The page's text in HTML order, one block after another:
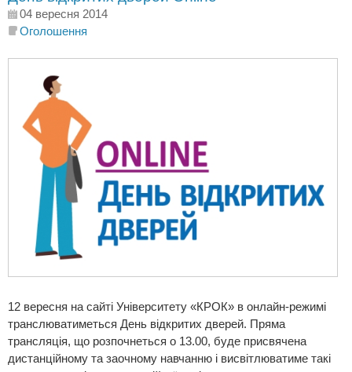
04 вересня 2014
Оголошення
12 вересня на сайті Університету «КРОК» в онлайн-режимі
транслюватиметься День відкритих дверей. Пряма
трансляція, що розпочнеться о 13.00, буде присвячена
дистанційному та заочному навчанню і висвітлюватиме такі